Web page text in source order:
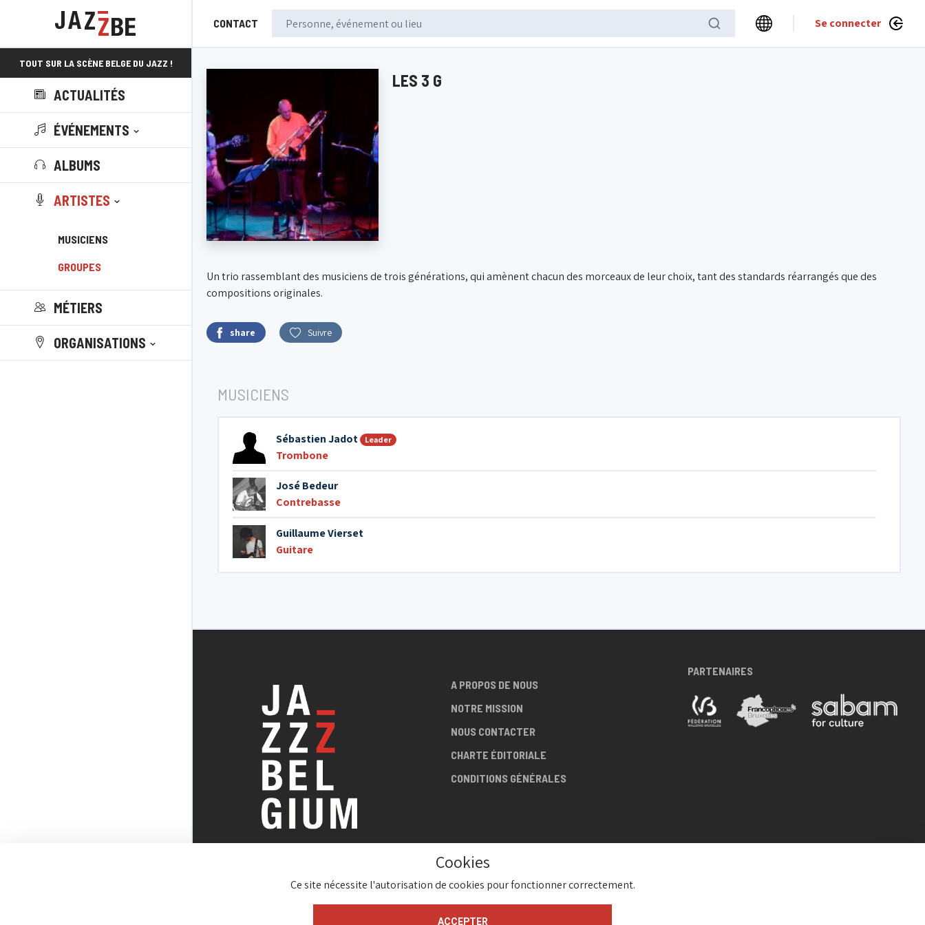
CONTACT Se connecter
TOUT SUR LA SCÈNE BELGE DU JAZZ !
ACTUALITÉS
ÉVÉNEMENTS
ALBUMS
ARTISTES
MUSICIENS
GROUPES
MÉTIERS
ORGANISATIONS
LES 3 G
Un trio rassemblant des musiciens de trois générations, qui amènent chacun des morceaux de leur choix, tant des standards réarrangés que des
compositions originales.
share Suivre
MUSICIENS
Sébastien Jadot Leader
Trombone
José Bedeur
Contrebasse
Guillaume Vierset
Guitare
TOUT SUR LA SCÈNE
A PROPOS DE NOUS
NOTRE MISSION
NOUS CONTACTER
CHARTE ÉDITORIALE
CONDITIONS GÉNÉRALES
PARTENAIRES
Cookies
Ce site nécessite l'autorisation de cookies pour fonctionner correctement.
ACCEPTER